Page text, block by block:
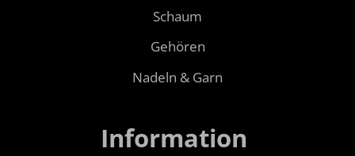
Schaum
Gehören
Nadeln & Garn
Information